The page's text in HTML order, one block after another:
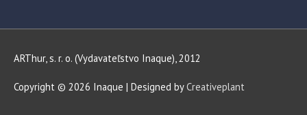
ARThur, s. r. o. (Vydavateľstvo Inaque), 2012
Copyright © 2026 Inaque | Designed byCreativeplant